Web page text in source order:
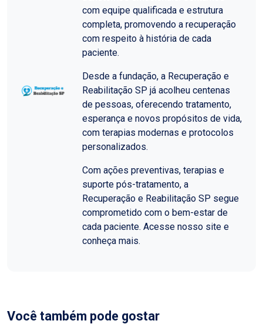
com equipe qualificada e estrutura
completa, promovendo a recuperação
com respeito à história de cada
paciente.
Desde a fundação, a Recuperação e
Reabilitação SP já acolheu centenas
de pessoas, oferecendo tratamento,
esperança e novos propósitos de vida,
com terapias modernas e protocolos
personalizados.
Com ações preventivas, terapias e
suporte pós-tratamento, a
Recuperação e Reabilitação SP segue
comprometido com o bem-estar de
cada paciente. Acesse nosso site e
conheça mais.
Você também pode gostar